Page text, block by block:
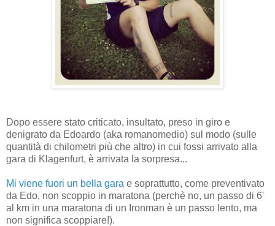
Dopo essere stato criticato, insultato, preso in giro e
denigrato da Edoardo (aka romanomedio) sul modo (sulle
quantità di chilometri più che altro) in cui fossi arrivato alla
gara di Klagenfurt, è arrivata la sorpresa...
Mi viene fuori un bella gara e soprattutto, come preventivato
da Edo, non scoppio in maratona (perchè no, un passo di 6'
al km in una maratona di un Ironman è un passo lento, ma
non significa scoppiare!).